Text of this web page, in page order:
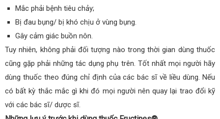
Mắc phải bệnh tiêu chảy;
Bị đau bụng/ bị khó chịu ở vùng bụng.
Gây cảm giác buồn nôn.
Tuy nhiên, không phải đối tượng nào trong thời gian dùng thuốc
cũng gặp phải những tác dụng phụ trên. Tốt nhất mọi người hãy
dùng thuốc theo đúng chỉ định của các bác sĩ về liều dùng. Nếu
có bất kỳ thắc mắc gì khi đó mọi người nên quay lại trao đổi kỹ
với các bác sĩ/ dược sĩ.